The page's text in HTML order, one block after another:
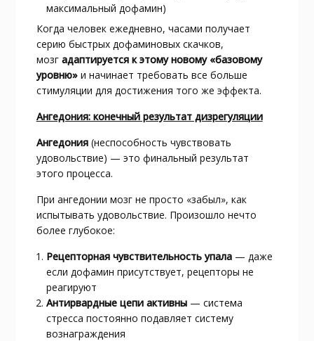
максимальный дофамин)
Когда человек ежедневно, часами получает
серию быстрых дофаминовых скачков,
мозг адаптируется к этому новому «базовому
уровню»и начинает требовать все больше
стимуляции для достижения того же эффекта.​
Ангедония: конечный результат дизрегуляции
Ангедония(неспособность чувствовать
удовольствие) — это финальный результат
этого процесса.​
При ангедонии мозг не просто «забыл», как
испытывать удовольствие. Произошло нечто
более глубокое:
Рецепторная чувствительность упала— даже
если дофамин присутствует, рецепторы не
реагируют
Антирвардные цепи активны— система
стресса постоянно подавляет систему
вознаграждения